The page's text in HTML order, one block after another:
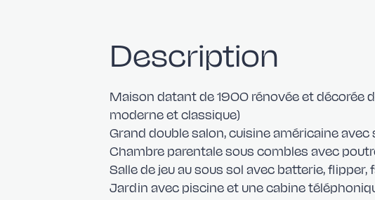
Description
Maison datant de 1900 rénovée et décorée
moderne et classique)
Grand double salon, cuisine américaine
Chambre parentale sous combles avec
Salle de jeu au sous sol avec batterie, flipper,
Jardin avec piscine et une cabine